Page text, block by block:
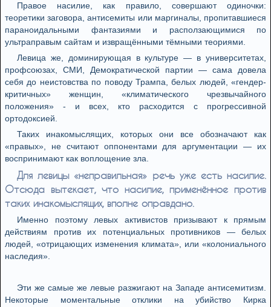
Правое насилие, как правило, совершают одиночки:
теоретики заговора, антисемиты или маргиналы, пропитавшиеся
параноидальными фантазиями и расползающимися по
ультраправым сайтам и извращёнными тёмными теориями.
Левица же, доминирующая в культуре — в университетах,
профсоюзах, СМИ, Демократической партии — сама довела
себя до неистовства по поводу Трампа, белых людей, «гендер-
критичных» женщин, «климатического чрезвычайного
положения» - и всех, кто расходится с прогрессивной
ортодоксией.
Таких инакомыслящих, которых они все обозначают как
«правых», не считают оппонентами для аргументации — их
воспринимают как воплощение зла.
Для левицы «неправильная» речь уже есть насилие.
Отсюда вытекает, что насилие, применённое против
таких инакомыслящих, вполне оправдано.
Именно поэтому левых активистов призывают к прямым
действиям против их потенциальных противников — белых
людей, «отрицающих изменения климата», или «колониального
наследия».
Эти же самые же левые разжигают на Западе антисемитизм.
Некоторые моментальные отклики на убийство Кирка